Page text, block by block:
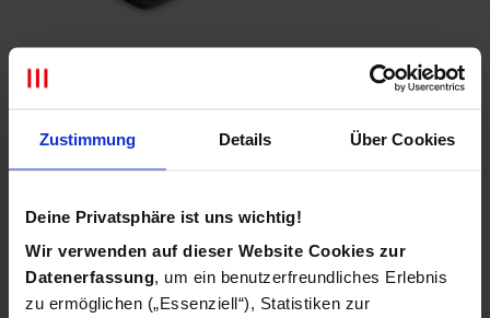
Zustimmung Details Über Cookies
Deine Privatsphäre ist uns wichtig!
Wir verwenden auf dieser Website Cookies zur
Datenerfassung, um ein benutzerfreundliches Erlebnis
zu ermöglichen („Essenziell“), Statistiken zur
Dank der Chromecast-Geräte kannst du deine MTEL-TV-
Inhalte, die du auf deinem Handy oder Tablet schaust, auch
auf deinem Fernsehbildschirm genießen.